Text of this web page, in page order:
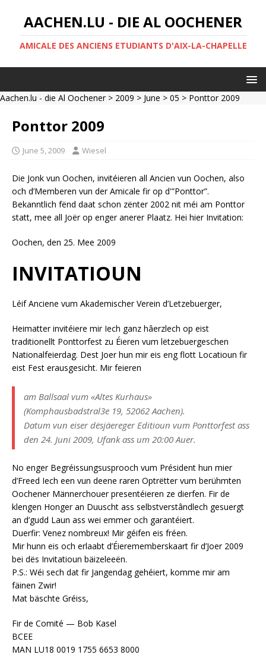
AACHEN.LU - DIE AL OOCHENER
AMICALE DES ANCIENS ETUDIANTS D'AIX-LA-CHAPELLE
Aachen.lu - die Al Oochener> 2009 > June > 05 > Ponttor 2009
Ponttor 2009
June 5, 2009 Wiesel
Die Jonk vun Oochen, invitéieren all Ancien vun Oochen, also
och d’Memberen vun der Amicale fir op d'”Ponttor”.
Bekanntlich fënd daat schon zënter 2002 nit méi am Ponttor
statt, mee all Joër op enger anerer Plaatz. Hei hier Invitation:
Oochen, den 25. Mee 2009
INVITATIOUN
Léif Anciene vum Akademischer Verein d’Letzebuerger,
Heimatter invitéiere mir Iech ganz hâerzlech op eist
traditionellt Ponttorfest zu Éieren vum lëtzebuergeschen
Nationalfeierdag. Dest Joer hun mir eis eng flott Locatioun fir
eist Fest erausgesicht. Mir feieren
am Ballsaal vum «Altes Kurhaus»
(Komphausbadstral3e 19, 52062 Aachen).
Datum vun eiser dësjäereger Editioun vum Ponttorfest ass
den 24. Juni 2009, Ufank ass um 20:00 Auer.
No enger Begréissungsusprooch vum Président hun mier
d’Freed Iech een vun deene raren Optrëtter vum berühmten
Oochener Männerchouer presentéieren ze dierfen. Fir de
klengen Honger an Duuscht ass selbstverstândlech gesuergt
an d’gudd Laun ass wei emmer och garantéiert.
Duerfir: Venez nombreux! Mir géifen eis fréen.
Mir hunn eis och erlaabt d’Éierememberskaart fir d’Joer 2009
bei dës Invitatioun bäizeleeën.
P.S.: Wéi sech dat fir Jangendag gehéiert, komme mir am
fäinen Zwir!
Mat bäschte Gréiss,
Fir de Comité — Bob Kasel
BCEE
MAN LU18 0019 1755 6653 8000